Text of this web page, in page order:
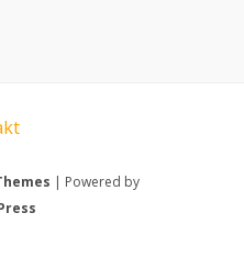
| Powered by